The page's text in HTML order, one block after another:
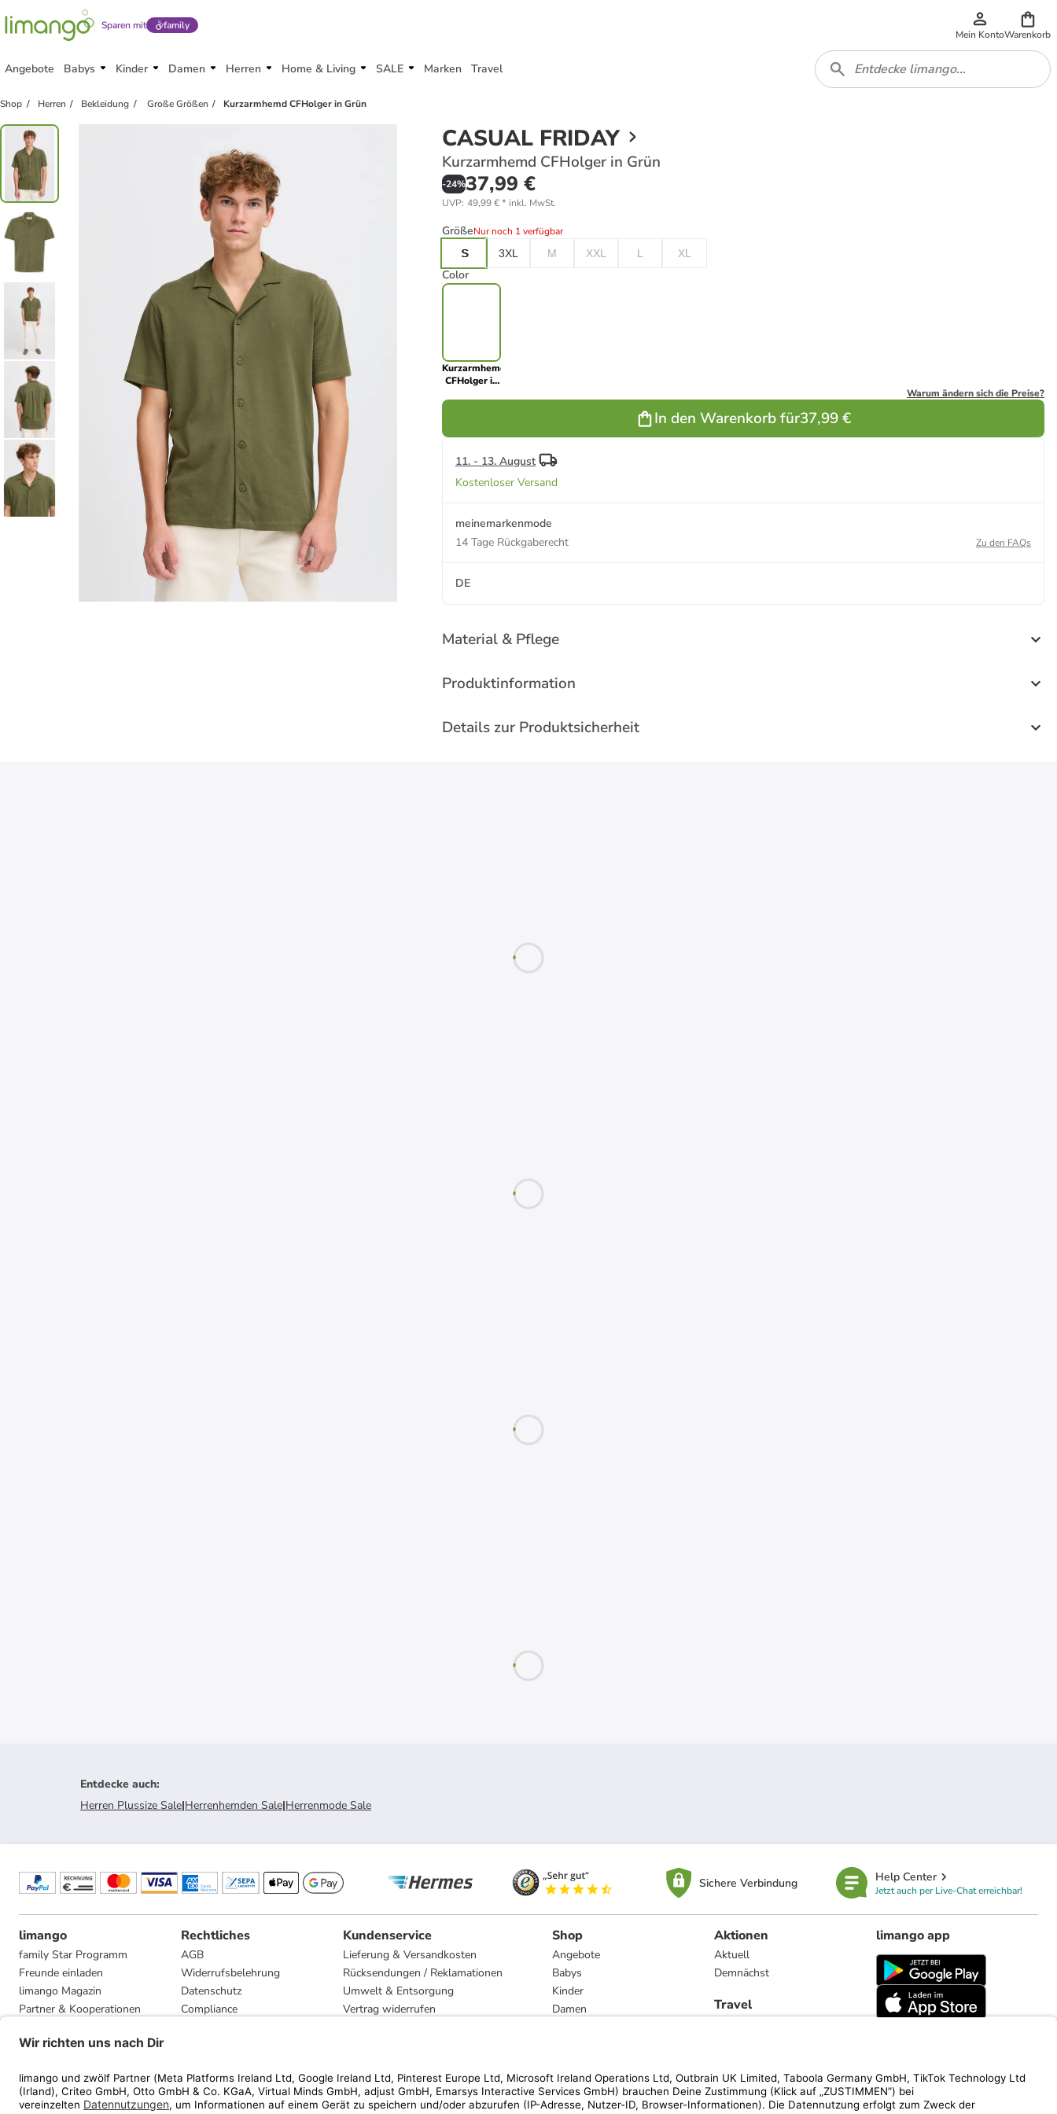
Sparen mit family
Mein KontoWarenkorb
Angebote Babys Kinder Damen Herren Home & Living SALE Marken Travel
Shop Herren Bekleidung Große Größen Kurzarmhemd CFHolger in Grün
CASUAL FRIDAY
Kurzarmhemd CFHolger in Grün
-24%37,99 €
UVP: 49,99 €* inkl. MwSt.
GrößeNur noch 1 verfügbar
S
3XL M XXL L XL
Color
Kurzarmhemd
CFHolger in
Warum ändern sich die Preise?
In den Warenkorb für37,99 €
11. - 13. August
Kostenloser Versand
meinemarkenmode
14 Tage Rückgaberecht
Zu den FAQs
DE
Material & Pflege
Produktinformation
Details zur Produktsicherheit
Entdecke auch:
Herren Plussize Sale|Herrenhemden Sale|Herrenmode Sale
Sichere Verbindung Help Center
Jetzt auch per Live-Chat erreichbar!
limango
family Star Programm
Freunde einladen
limango Magazin
Partner & Kooperationen
Presse
Rechtliches
AGB
Widerrufsbelehrung
Datenschutz
Compliance
Kundenservice
Lieferung & Versandkosten
Rücksendungen / Reklamationen
Umwelt & Entsorgung
Vertrag widerrufen
Shop
Angebote
Babys
Kinder
Damen
Marken
Aktionen
Aktuell
Demnächst
Travel
limango app